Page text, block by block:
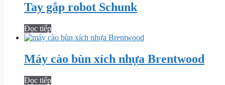
Tay gắp robot Schunk
Đọc tiếp
Máy cào bùn xích nhựa Brentwood
Đọc tiếp